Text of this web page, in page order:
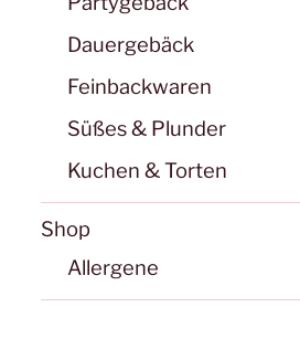
Dauergebäck
Feinbackwaren
Süßes & Plunder
Kuchen & Torten
Shop
Allergene